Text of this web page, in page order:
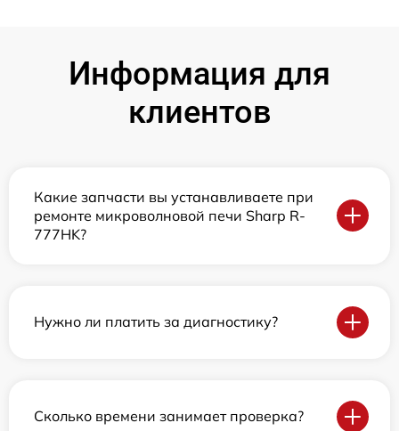
Информация для
клиентов
Какие запчасти вы устанавливаете при
ремонте микроволновой печи Sharp R-
777HK?
Нужно ли платить за диагностику?
Сколько времени занимает проверка?